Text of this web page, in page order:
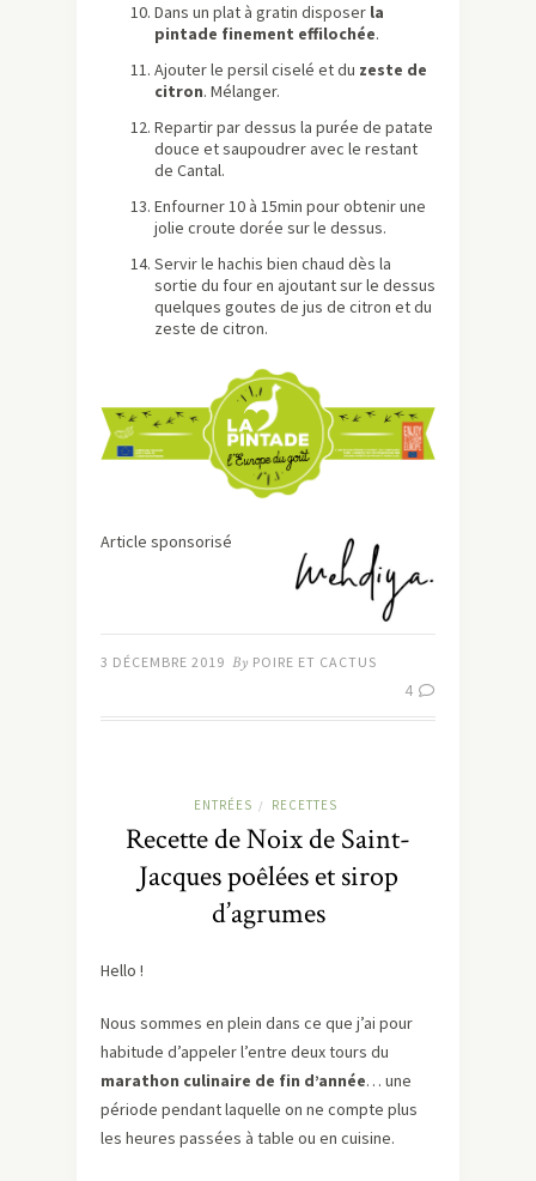
Dans un plat à gratin disposer la
pintade finement effilochée.
Ajouter le persil ciselé et du zeste de
citron. Mélanger.
Repartir par dessus la purée de patate
douce et saupoudrer avec le restant
de Cantal.
Enfourner 10 à 15min pour obtenir une
jolie croute dorée sur le dessus.
Servir le hachis bien chaud dès la
sortie du four en ajoutant sur le dessus
quelques goutes de jus de citron et du
zeste de citron.
Article sponsorisé
3 DÉCEMBRE 2019 By POIRE ET CACTUS
4
ENTRÉES / RECETTES
Recette de Noix de Saint-
Jacques poêlées et sirop
d’agrumes
Hello !
Nous sommes en plein dans ce que j’ai pour
habitude d’appeler l’entre deux tours du
marathon culinaire de fin d’année… une
période pendant laquelle on ne compte plus
les heures passées à table ou en cuisine.